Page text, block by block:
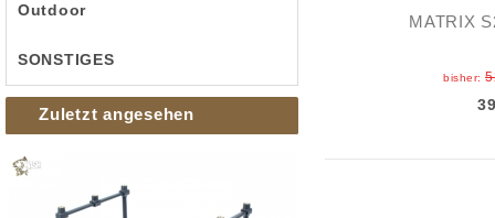
Outdoor
SONSTIGES
Zuletzt angesehen
MATRIX
bisher: